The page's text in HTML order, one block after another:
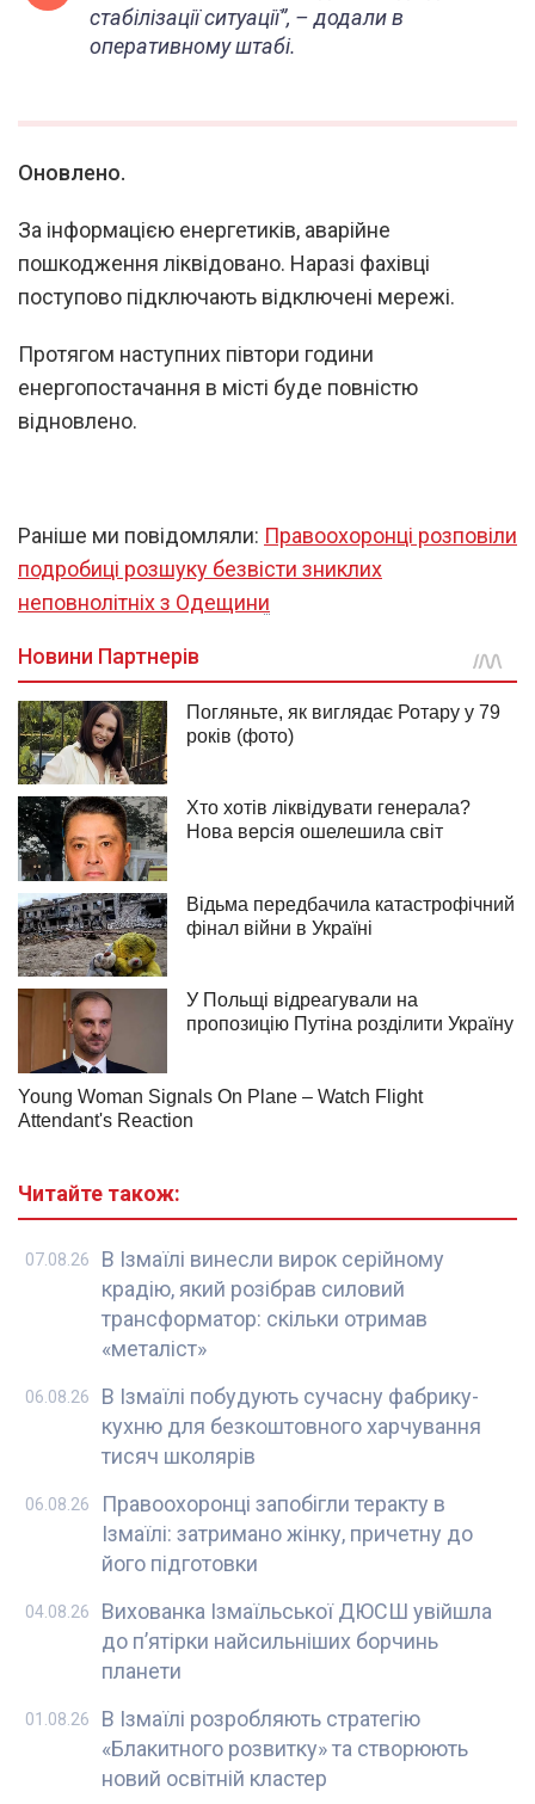
стабілізації ситуації”, – додали в
оперативному штабі.
Оновлено.
За інформацією енергетиків, аварійне
пошкодження ліквідовано. Наразі фахівці
поступово підключають відключені мережі.
Протягом наступних півтори години
енергопостачання в місті буде повністю
відновлено.
Раніше ми повідомляли: Правоохоронці розповіли
подробиці розшуку безвісти зниклих
неповнолітніх з Одещини
Читайте також:
В Ізмаїлі винесли вирок серійному
крадію, який розібрав силовий
трансформатор: скільки отримав
«металіст»
07.08.26
В Ізмаїлі побудують сучасну фабрику-
кухню для безкоштовного харчування
тисяч школярів
06.08.26
Правоохоронці запобігли теракту в
Ізмаїлі: затримано жінку, причетну до
його підготовки
06.08.26
Вихованка Ізмаїльської ДЮСШ увійшла
до п’ятірки найсильніших борчинь
планети
04.08.26
В Ізмаїлі розробляють стратегію
«Блакитного розвитку» та створюють
новий освітній кластер
01.08.26